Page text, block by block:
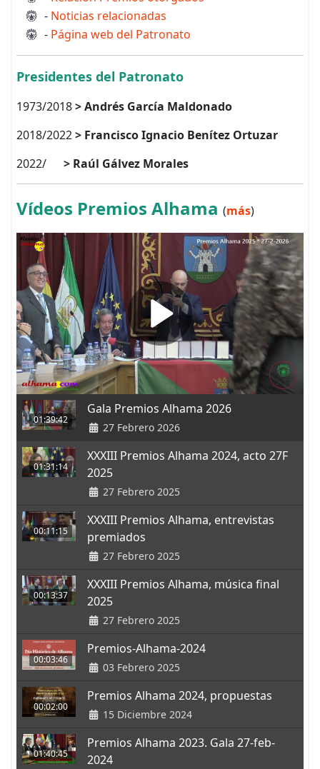
- Noticias relacionadas
- Página web del Patronato
Presidentes del Patronato
1973/2018> Andrés García Maldonado
2018/2022> Francisco Ignacio Benítez Ortuzar
2022/
> Raúl Gálvez Morales
Vídeos Premios Alhama (más)
01:39:42
Gala Premios Alhama 2026
27 Febrero 2026
01:31:14
XXXIII Premios Alhama 2024, acto 27F
2025
27 Febrero 2025
00:11:15
XXXIII Premios Alhama, entrevistas
premiados
27 Febrero 2025
00:13:37
XXXIII Premios Alhama, música final
2025
27 Febrero 2025
00:03:46
Premios-Alhama-2024
03 Febrero 2025
00:02:00
Premios Alhama 2024, propuestas
15 Diciembre 2024
01:40:45
Premios Alhama 2023. Gala 27-feb-
2024